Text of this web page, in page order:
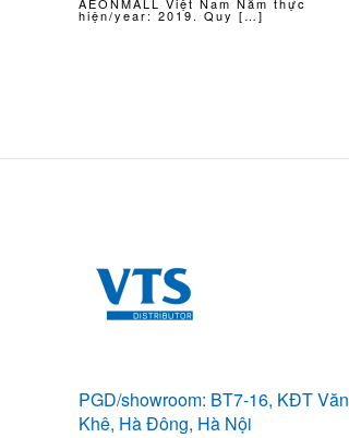
hiện/year: 2019. Quy […]
PGD/showroom: BT7-16, KĐT Văn
Khê, Hà Đông, Hà Nội